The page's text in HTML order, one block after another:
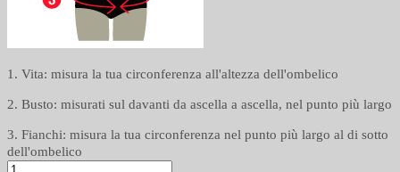
1. Vita: misura la tua circonferenza all'altezza dell'ombelico
2. Busto: misurati sul davanti da ascella a ascella, nel punto più largo
3. Fianchi: misura la tua circonferenza nel punto più largo al di sotto
dell'ombelico